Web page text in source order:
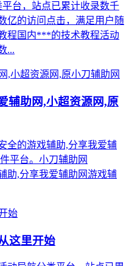
台，站点已累计收录数千
亿的访问点击，满足用户随
程国内***的技术教程活动
...
辅助网,小超资源网,原
全的游戏辅助,分享我爱辅
平台。小刀辅助网
助,分享我爱辅助网游戏辅
这里开始